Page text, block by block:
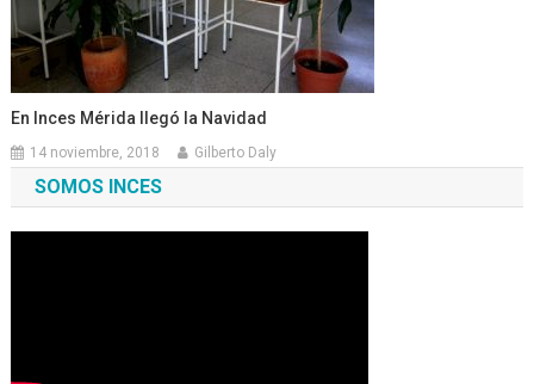
En Inces Mérida llegó la Navidad
14 noviembre, 2018 Gilberto Daly
SOMOS INCES